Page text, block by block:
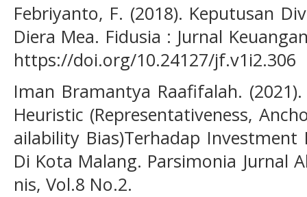
Febriyanto, F. (2018). Keputusan
Diera Mea. Fidusia : Jurnal
https://doi.org/10.24127/jf.v1i2.306
Iman Bramantya Raafifalah.
Heuristic (Representativeness,
ailability Bias)Terhadap
Di Kota Malang. Parsimonia Jurnal
nis, Vol.8 No.2.